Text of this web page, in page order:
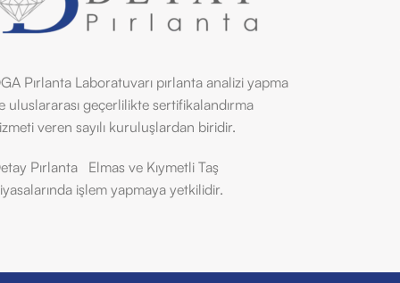
Pırlanta Laboratuvarı pırlanta analizi yapma
uluslararası geçerlilikte sertifikalandırma
veren sayılı kuruluşlardan biridir.
Pırlanta
Elmas ve Kıymetli Taş
işlem yapmaya yetkilidir.